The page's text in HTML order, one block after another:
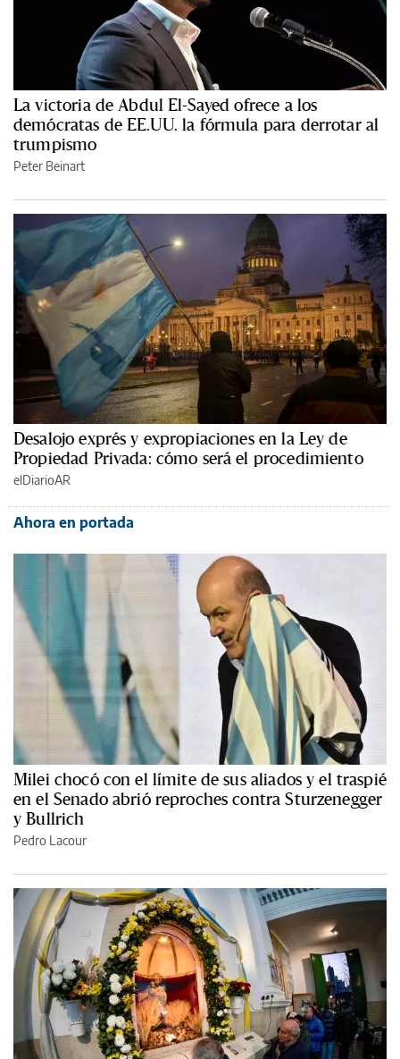
La victoria de Abdul El-Sayed ofrece a los
demócratas de EE.UU. la fórmula para derrotar al
trumpismo
Peter Beinart
Desalojo exprés y expropiaciones en la Ley de
Propiedad Privada: cómo será el procedimiento
elDiarioAR
Ahora en portada
Milei chocó con el límite de sus aliados y el traspié
en el Senado abrió reproches contra Sturzenegger
y Bullrich
Pedro Lacour